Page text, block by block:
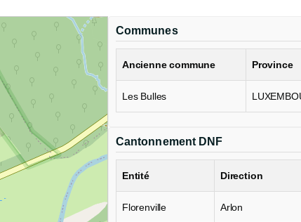
Communes
Ancienne commune Province
Les Bulles
Cantonnement DNF
Entité Direction
Florenville Arlon